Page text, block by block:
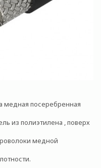
медная посеребренная
из полиэтилена , поверх
медной